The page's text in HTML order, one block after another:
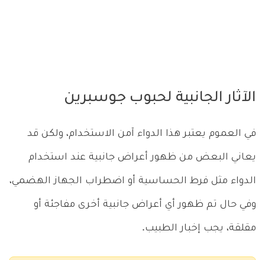
الآثار الجانبية لحبوب جوسبرين
في العموم يعتبر هذا الدواء آمن الاستخدام، ولكن قد
يعاني البعض من ظهور أعراض جانبية عند استخدام
الدواء مثل فرط الحساسية أو اضطراب الجهاز الهضمي،
وفي حال تم ظهور أي أعراض جانبية أخرى مفاجئة أو
مقلقة، يجب إخبار الطبيب.